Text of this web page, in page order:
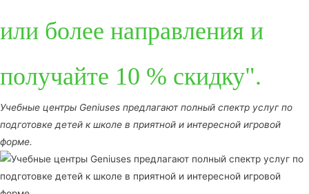
или более направления и
получайте 10 % скидку".
Учебные центры Geniuses предлагают полный спектр услуг по
подготовке детей к школе в приятной и интересной игровой
форме.